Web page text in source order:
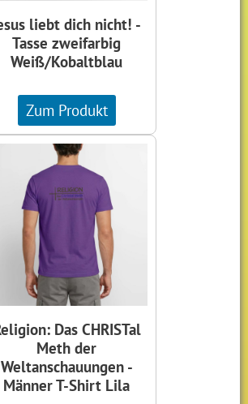
liebt dich nicht! -
Tasse zweifarbig
Weiß/Kobaltblau
Zum Produkt
Das CHRISTal
Meth der
Weltanschauungen -
Männer T-Shirt Lila